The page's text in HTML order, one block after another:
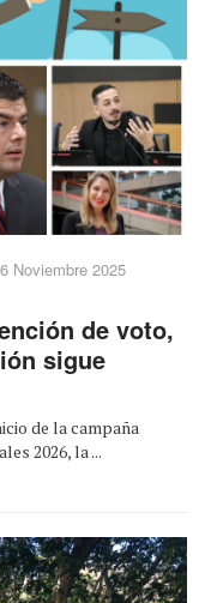
Noviembre 2025
de voto,
sigue
de la campaña
2026, la ...